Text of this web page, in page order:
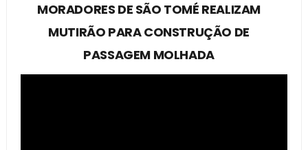
MORADORES DE SÃO TOMÉ REALIZAM
MUTIRÃO PARA CONSTRUÇÃO DE
PASSAGEM MOLHADA